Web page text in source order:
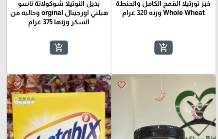
خبز تورتيلا القمح الكامل والحنطة
Whole Wheat وزنه 320 غرام
add_shopping_cart
بديل النوتيلا شوكولاتة ناسو
هيلثي اورجينال orginal وخالية من
السكر وزنها 375 غرام
add_shopping_cart
favorite_border
favorite_border